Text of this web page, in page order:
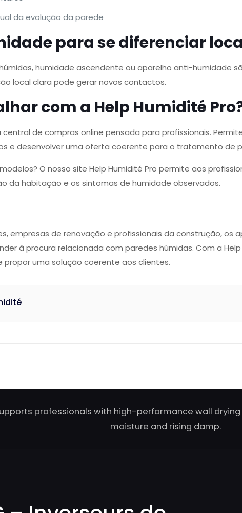
da evolução da parede
para se diferenciar
humidade ascendente ou aparelho anti-humidade
local clara pode gerar novos contactos.
com a Help Humidité
central de compras online pensada para profissionais.
e desenvolver uma oferta coerente para o tratamento de
O nosso site Help Humidité Pro permite aos
da habitação e os sintomas de humidade observados.
empresas de renovação e profissionais da construção, os
à procura relacionada com paredes húmidas. Com a
propor uma solução coerente aos clientes.
professionals with high-performance wall
moisture and rising damp.